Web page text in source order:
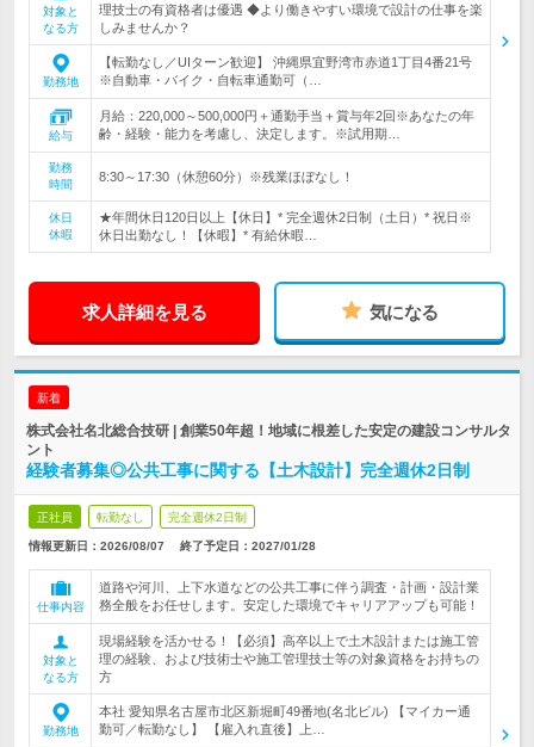
対象と
なる方
理技士の有資格者は優遇 ◆より働きやすい環境で設計の仕事を楽
しみませんか？
勤務地
【転勤なし／UIターン歓迎】 沖縄県宜野湾市赤道1丁目4番21号
※自動車・バイク・自転車通勤可（…
給与
月給：220,000～500,000円＋通勤手当＋賞与年2回※あなたの年
齢・経験・能力を考慮し、決定します。※試用期…
勤務
時間
8:30～17:30（休憩60分）※残業ほぼなし！
休日
休暇
★年間休日120日以上【休日】* 完全週休2日制（土日）* 祝日※
休日出勤なし！【休暇】* 有給休暇…
求人詳細を見る 気になる
新着
株式会社名北総合技研 | 創業50年超！地域に根差した安定の建設コンサルタ
ント
経験者募集◎公共工事に関する【土木設計】完全週休2日制
正社員 転勤なし 完全週休2日制
情報更新日：2026/08/07 終了予定日： 2027/01/28
仕事内容
道路や河川、上下水道などの公共工事に伴う調査・計画・設計業
務全般をお任せします。安定した環境でキャリアアップも可能！
対象と
なる方
現場経験を活かせる！【必須】高卒以上で土木設計または施工管
理の経験、および技術士や施工管理技士等の対象資格をお持ちの
方
勤務地
本社 愛知県名古屋市北区新堀町49番地(名北ビル) 【マイカー通
勤可／転勤なし】 【雇入れ直後】上…